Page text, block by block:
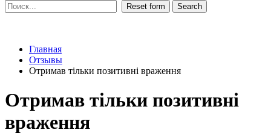
Reset form Search
Главная
Отзывы
Отримав тільки позитивні враження
Отримав тільки позитивні
враження